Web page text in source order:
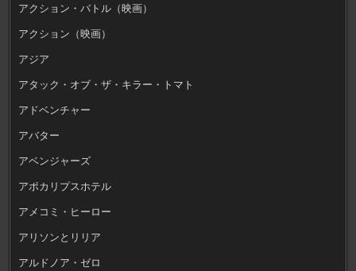
アクション・バトル（映画）
アクション（映画）
アジア
アタック・オブ・ザ・キラー・トマト
アドベンチャー
アバター
アベンジャーズ
アポカリプスホテル
アメコミ・ヒーロー
アリソンとリリア
アルドノア・ゼロ